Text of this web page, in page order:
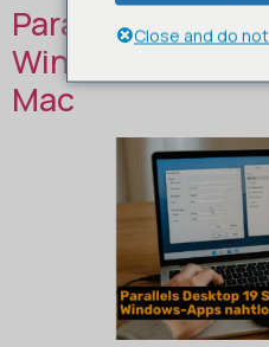
Parallels
Windows-Apps
Mac
Close and do